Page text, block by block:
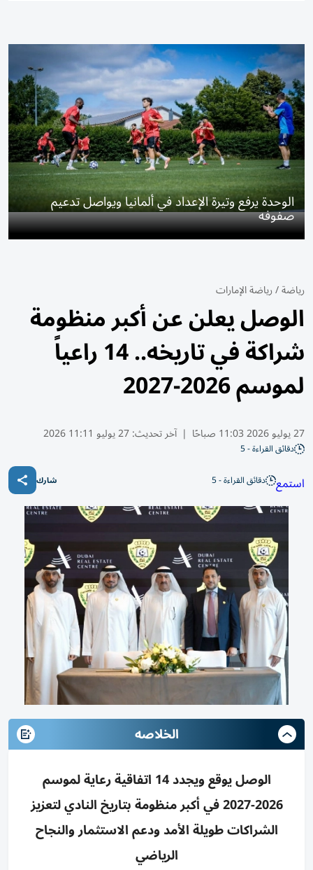
الوحدة يرفع وتيرة الإعداد في ألمانيا ويواصل تدعيم
صفوفه
رياضة/رياضة الإمارات
الوصل يعلن عن أكبر منظومة
شراكة في تاريخه.. 14 راعياً
لموسم 2026-2027
27 يوليو 2026 11:03 صباحًا | آخر تحديث:27 يوليو 11:11 2026
دقائق القراءة - 5
استمع دقائق القراءة - 5 شارك
الخلاصه
الوصل يوقع ويجدد 14 اتفاقية رعاية لموسم
2026-2027 في أكبر منظومة بتاريخ النادي لتعزيز
الشراكات طويلة الأمد ودعم الاستثمار والنجاح
الرياضي